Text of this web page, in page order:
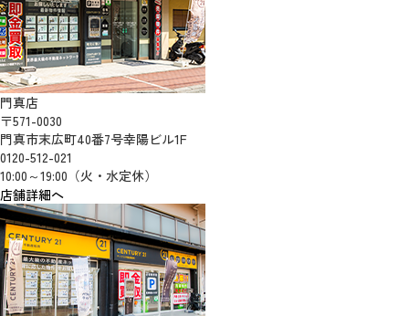
門真店
〒571-0030
門真市末広町40番7号幸陽ビル1F
0120-512-021
10:00～19:00（火・水定休）
店舗詳細へ